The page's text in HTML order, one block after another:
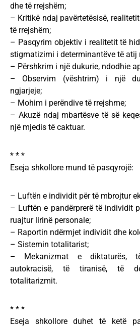
dhe të rrejshëm;
– Kritikë ndaj pavërtetësisë,
të rrejshëm;
– Pasqyrim objektiv i realitetit të
stigmatizimi i determinantëve të atij
– Përshkrim i një dukurie, ndodhie
– Observim (vështrim) i një
ngjarjeje;
– Mohim i perëndive të rrejshme;
– Akuzë ndaj mbartësve të së
një mjedis të caktuar.
* * *
Eseja shkollore mund të pasqyrojë:
– Luftën e individit për të mbrojtur
– Luftën e pandërprerë të individit
ruajtur lirinë personale;
– Raportin ndërmjet individit dhe
– Sistemin totalitarist;
– Mekanizmat e diktaturës,
autokracisë, të tiranisë, të
totalitarizmit.
* * *
Eseja shkollore duhet të ketë